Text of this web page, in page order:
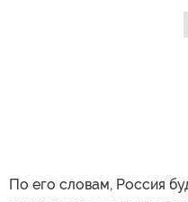
По его словам, Россия